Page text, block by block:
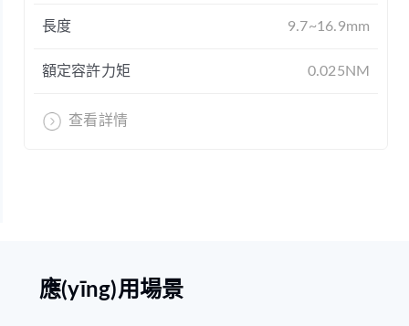
長度 9.7~16.9mm
額定容許力矩 0.025NM
查看詳情
應(yīng)用場景